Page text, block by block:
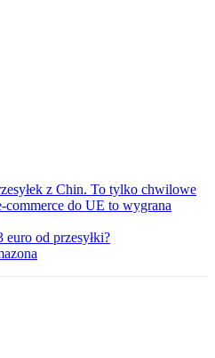
z Chin. To tylko chwilowe
do UE to wygrana
euro od przesyłki?